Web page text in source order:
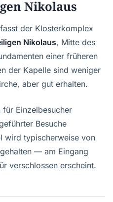
Nikolaus
der Klosterkomplex
Nikolaus, Mitte des
einer früheren
der Kapelle sind weniger
aber gut erhalten.
Einzelbesucher
Besuche
wird typischerweise von
— am Eingang
verschlossen erscheint.